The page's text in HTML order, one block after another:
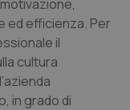
ed efficienza. Per
il
cultura
in grado di